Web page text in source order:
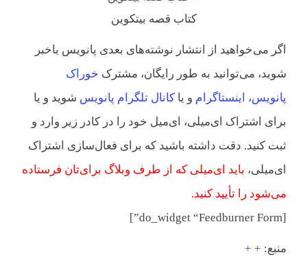
کتاب قصه بیتکوین
اگر می‌خواهید از انتشار نوشته‌های بعدی پانویس باخبر
شوید، می‌توانید به طور رایگان، مشترک خوراک
پانویس، اینستاگرام و یا کانال تلگرام پانویس شوید و یا
برای اشتراک ای‌میلی، ای‌میل خود را در کادر زیر وارد و
ثبت کنید. دقت داشته باشید که برای فعال‌سازی اشتراک
ای‌میلی، باید ای‌میلی که از طرف وبلاگ برای‌تان فرستاده
می‌شود را تأیید کنید.
[do_widget “Feedburner Form”]
منبع: +
+